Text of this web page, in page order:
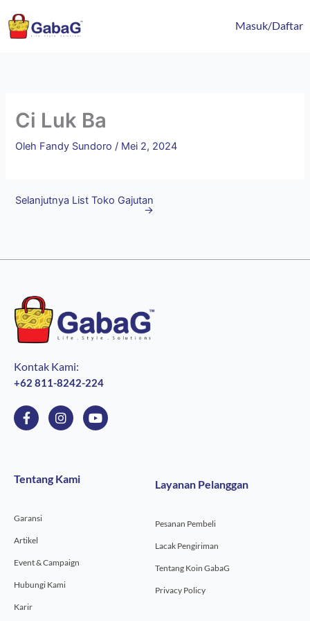
ke
konten
Masuk/Daftar
Ci Luk Ba
Oleh Fandy Sundoro / Mei 2, 2024
Selanjutnya List Toko Gajutan
→
Kontak Kami:
+62 811-8242-224
F
a
c
o
f
I
n
s
g
r
Y
o
u
Tentang Kami
Garansi
Artikel
Event & Campaign
Hubungi Kami
Karir
Layanan Pelanggan
Pesanan Pembeli
Lacak Pengiriman
Tentang Koin GabaG
Privacy Policy